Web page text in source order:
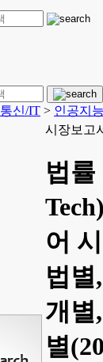
통신/IT > 인공지능
시장보고
법
어
법별
개별
별